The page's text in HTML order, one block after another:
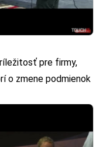
pre firmy,
o zmene podmienok